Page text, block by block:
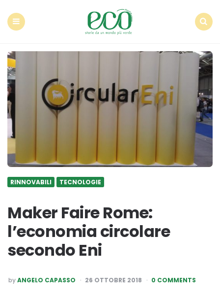
RINNOVABILI TECNOLOGIE
Maker Faire Rome:
l’economia circolare
secondo Eni
POSTED
BY
byANGELO CAPASSO 26 OTTOBRE 2018 0 COMMENTS